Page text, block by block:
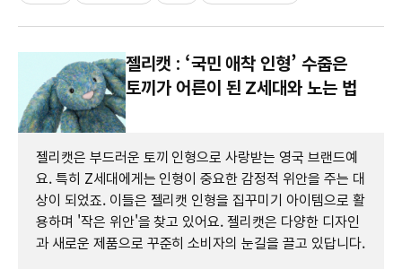
젤리캣 : ‘국민 애착 인형’ 수줍은
토끼가 어른이 된 Z세대와 노는 법
젤리캣은 부드러운 토끼 인형으로 사랑받는 영국 브랜드예
요. 특히 Z세대에게는 인형이 중요한 감정적 위안을 주는 대
상이 되었죠. 이들은 젤리캣 인형을 집꾸미기 아이템으로 활
용하며 '작은 위안'을 찾고 있어요. 젤리캣은 다양한 디자인
과 새로운 제품으로 꾸준히 소비자의 눈길을 끌고 있답니다.